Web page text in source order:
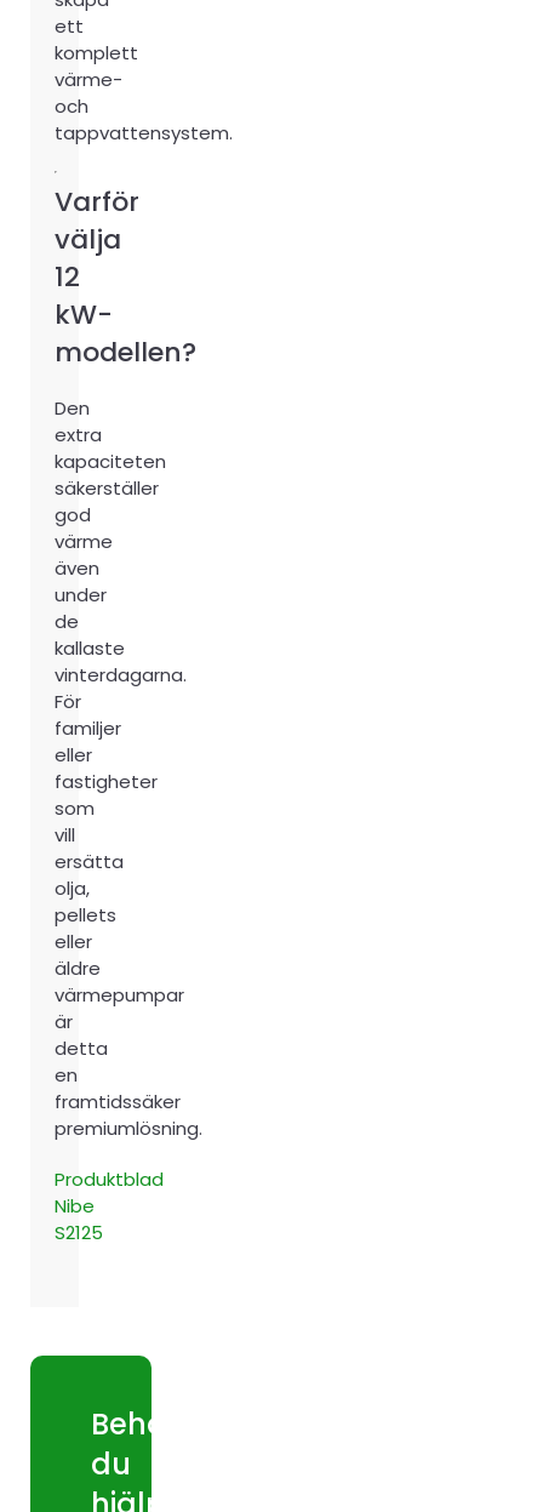
ett
komplett
värme-
och
tappvattensystem.
Varför
välja
12
kW-
modellen?
Den
extra
kapaciteten
säkerställer
god
värme
även
under
de
kallaste
vinterdagarna.
För
familjer
eller
fastigheter
som
vill
ersätta
olja,
pellets
eller
äldre
värmepumpar
är
detta
en
framtidssäker
premiumlösning.
Produktblad
Nibe
S2125
Behöver
du
hjälp